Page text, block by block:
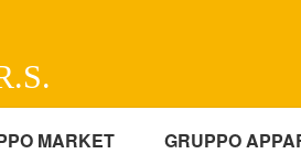
MARKET GRUPPO